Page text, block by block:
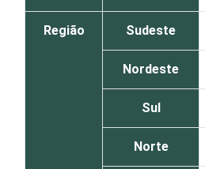
Região Sudeste
Nordeste
Sul
Norte